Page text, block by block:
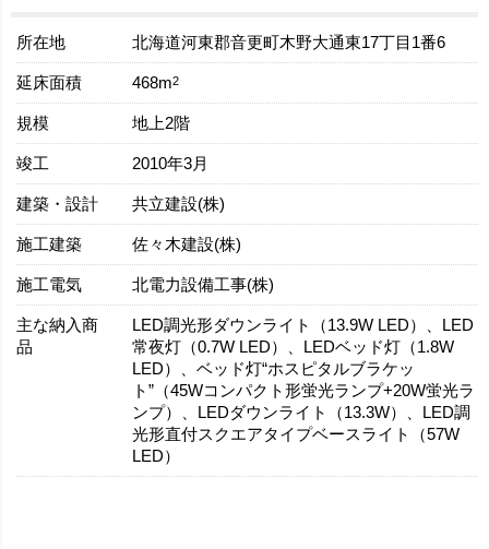
所在地 北海道河東郡音更町木野大通東17丁目1番6
延床面積 468m2
規模 地上2階
竣工 2010年3月
建築・設計 共立建設(株)
施工建築 佐々木建設(株)
施工電気 北電力設備工事(株)
主な納入商
品
LED調光形ダウンライト（13.9W LED）、LED
常夜灯（0.7W LED）、LEDベッド灯（1.8W
LED）、ベッド灯“ホスピタルブラケッ
ト”（45Wコンパクト形蛍光ランプ+20W蛍光ラ
ンプ）、LEDダウンライト（13.3W）、LED調
光形直付スクエアタイプベースライト（57W
LED）